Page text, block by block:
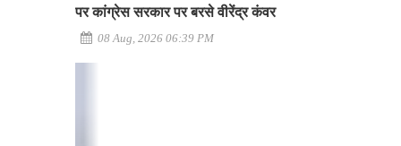
पर कांग्रेस सरकार पर बरसे वीरेंद्र कंवर
08 Aug, 2026 06:39 PM